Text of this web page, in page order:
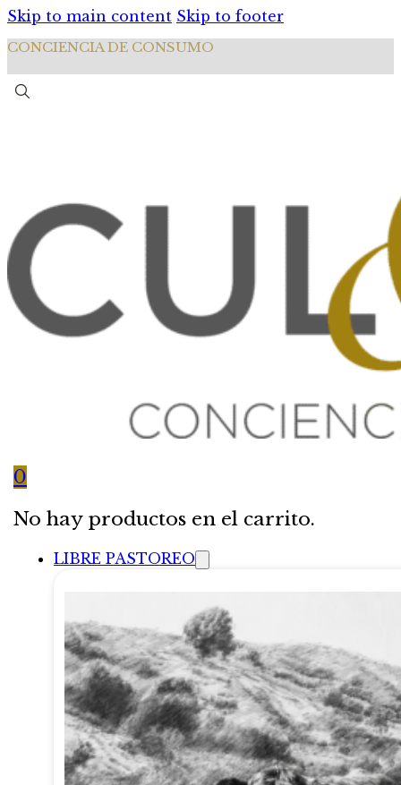
Skip to main content Skip to footer
CONCIENCIA DE CONSUMO
0
No hay productos en el carrito.
LIBRE PASTOREO